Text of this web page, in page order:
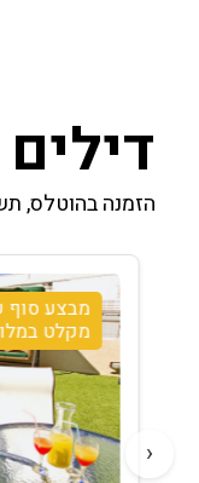
דילים
הזמנה בהוטלס,
מבצע סוף
מקלט במלון
‹